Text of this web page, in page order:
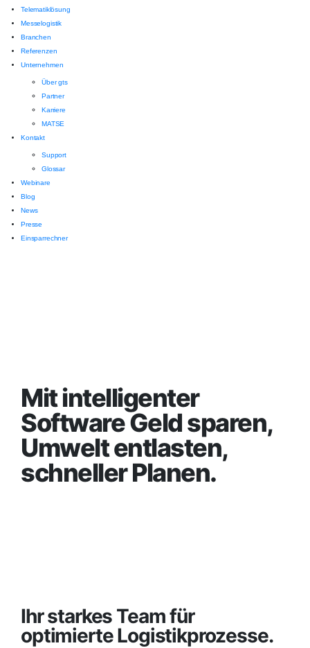
Telematiklösung
Messelogistik
Branchen
Referenzen
Unternehmen
Über gts
Partner
Karriere
MATSE
Kontakt
Support
Glossar
Webinare
Blog
News
Presse
Einsparrechner
Mit intelligenter
Software Geld sparen,
Umwelt entlasten,
schneller Planen.
Ihr starkes Team für
optimierte Logistikprozesse.